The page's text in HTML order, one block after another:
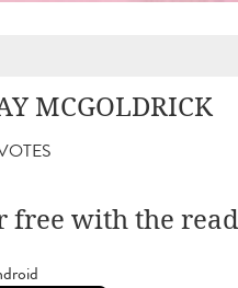
MCGOLDRICK
free with the